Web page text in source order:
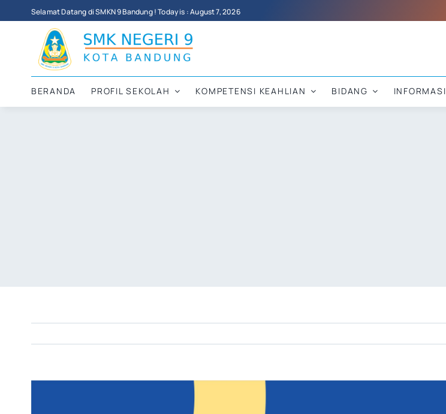
to
Selamat Datang di SMKN 9 Bandung ! Today is : August 7, 2026
BERANDA PROFIL SEKOLAH KOMPETENSI KEAHLIAN BIDANG INFORMASI